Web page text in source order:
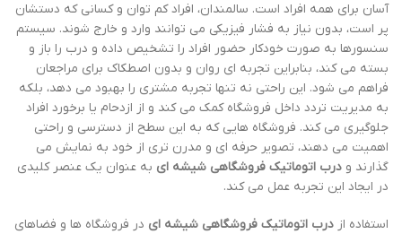
آسان برای همه افراد است. سالمندان، افراد کم توان و کسانی که دستشان
پر است، بدون نیاز به فشار فیزیکی می توانند وارد و خارج شوند. سیستم
سنسورها به صورت خودکار حضور افراد را تشخیص داده و درب را باز و
بسته می کند، بنابراین تجربه ای روان و بدون اصطکاک برای مراجعان
فراهم می شود. این راحتی نه تنها تجربه مشتری را بهبود می دهد، بلکه
به مدیریت تردد داخل فروشگاه کمک می کند و از ازدحام یا برخورد افراد
جلوگیری می کند. فروشگاه هایی که به این سطح از دسترسی و راحتی
اهمیت می دهند، تصویر حرفه ای و مدرن تری از خود به نمایش می
گذارند و درب اتوماتیک فروشگاهی شیشه ای به عنوان یک عنصر کلیدی
در ایجاد این تجربه عمل می کند.
استفاده از درب اتوماتیک فروشگاهی شیشه ای در فروشگاه ها و فضاهای